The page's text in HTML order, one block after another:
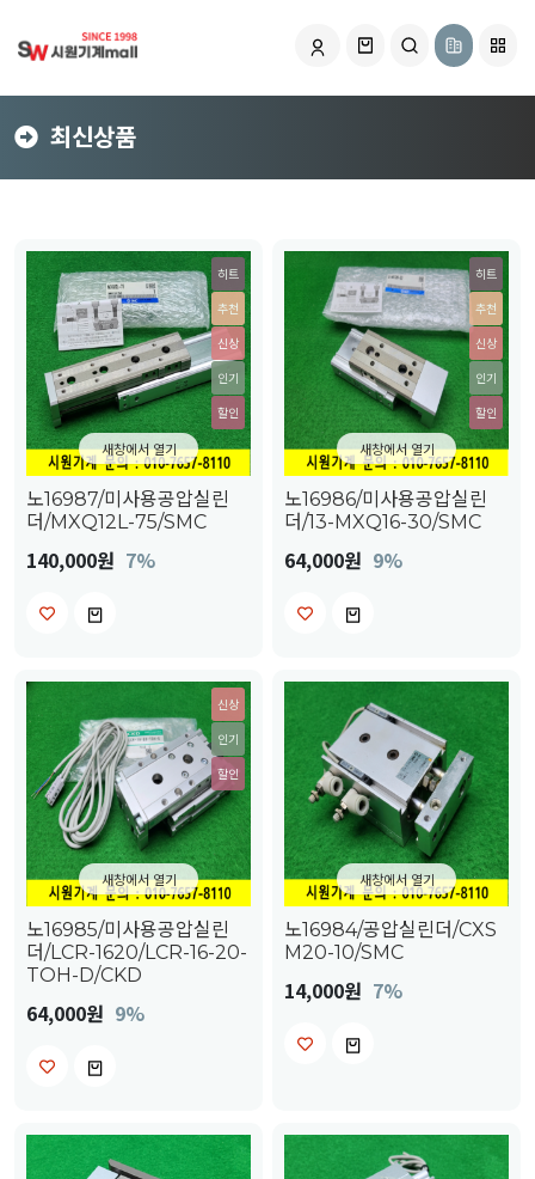
최신상품
히트
추천
신상
인기
할인
새창에서 열기
노16987/미사용공압실린
더/MXQ12L-75/SMC
140,000원 7%
히트
추천
신상
인기
할인
새창에서 열기
노16986/미사용공압실린
더/13-MXQ16-30/SMC
64,000원 9%
신상
인기
할인
새창에서 열기
노16985/미사용공압실린
더/LCR-1620/LCR-16-20-
TOH-D/CKD
64,000원 9%
새창에서 열기
노16984/공압실린더/CXS
M20-10/SMC
14,000원 7%